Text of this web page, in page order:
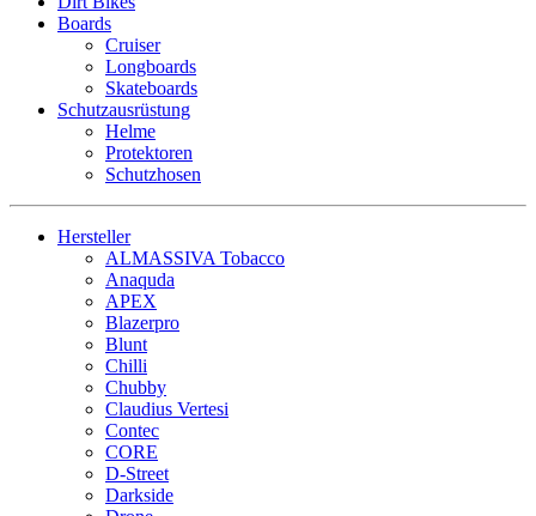
Boards
Cruiser
Longboards
Skateboards
Schutzausrüstung
Helme
Protektoren
Schutzhosen
Hersteller
ALMASSIVA Tobacco
Anaquda
APEX
Blazerpro
Blunt
Chilli
Chubby
Claudius Vertesi
Contec
CORE
D-Street
Darkside